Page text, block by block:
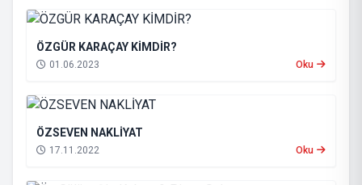
ÖZGÜR KARAÇAY KİMDİR?
01.06.2023 Oku
ÖZSEVEN NAKLİYAT
17.11.2022 Oku